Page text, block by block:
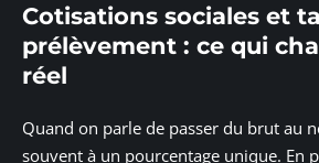
Cotisations sociales et
prélèvement : ce qui
réel
Quand on parle de passer du brut au
souvent à un pourcentage unique. En